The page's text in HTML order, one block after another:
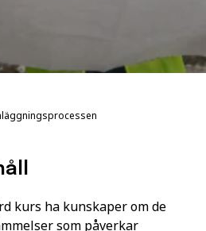
kurs ha kunskaper om de
som påverkar